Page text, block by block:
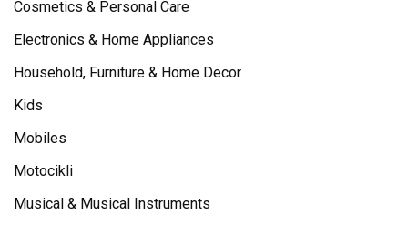
Cosmetics & Personal Care
Electronics & Home Appliances
Household, Furniture & Home Decor
Kids
Mobiles
Motocikli
Musical & Musical Instruments